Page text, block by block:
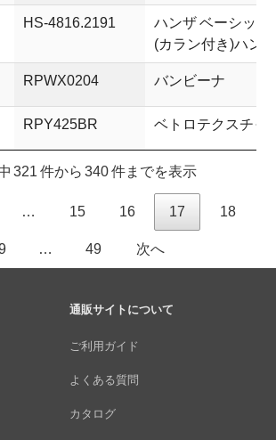
HS-4816.2191
ハンザ ベーシック
(カラン付き)ハン
RPWX0204 バンビーナ
RPY425BR ベトロテクスチャ
321 件から 340 件までを表示
… 15 16 17 18
… 49 次へ
通販サイトについて
ご利用ガイド
よくある質問
カタログ